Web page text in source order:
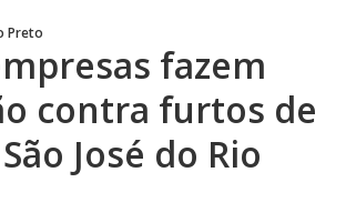
Preto
fazem
contra furtos de
José do Rio